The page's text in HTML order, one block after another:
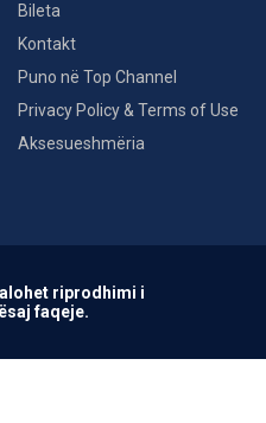
Bileta
Kontakt
Puno në Top Channel
Privacy Policy & Terms of Use
Aksesueshmëria
riprodhimi i
faqeje.